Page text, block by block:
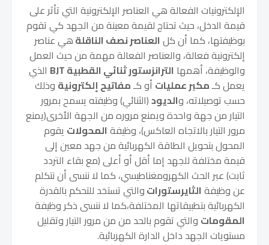
الإلكترونيات الفعالة هي العناصر الإلكترونية التي تأثر على
قيمة الدخل، حيث تحتاج لقيمة معينة من الجهد كي تقوم
بوظيفتها، كما أن كل العناصر نصف الناقلةهي عناصر
إلكترونية فعالة، والعناصر الفعالة مهمة من حيث العمل
والوظيفة، أهمها الترانزستور ثنائي القطبية BJT
الذي
يعمل كـمكبر عمليات أو كـمفاتيح إلكترونية وذلك
حسب توصيلاته، والديود(الثنائي) وظيفته يسمح بمرور
التيار من جهة واحدة ويمنع مروره من الجهة الأخرى(يمنع
مرور التيار بالاتجاه العاكس)، وظيفة المحولات يقوم
المحول بتحويل الطاقة الكهربائية من جهد معين إلى
قيمة مختلفة للجهد إما أقل أو أعلى (مع بقاء التردد
ثابت) عبر الحث الكهرومغناطيسي، كما لا ننسى أن نتكلم
عن وظيفة الثايرستوراتوالتي تستخد للتحكم بالقدرة
الكهربائية بتطبيقاتها المختلفة،كما لا ننسى ذكر وظيفة
المقومات والتي تقوم بالحد من من مرور التيار وتقليل
مستويات الجهد داخل الدارة الكهربائية.